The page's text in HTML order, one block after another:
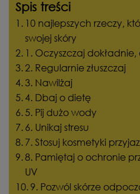
Spis treści
10 najlepszych rzeczy,
swojej skóry
1. Oczyszczaj
2. Regularnie złuszczaj
3. Nawilżaj
4. Dbaj o dietę
5. Pij dużo wody
6. Unikaj stresu
7. Stosuj kosmetyki
8. Pamiętaj o ochronie
UV
9. Pozwól skórze